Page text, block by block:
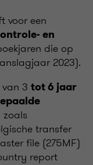
voor een
en
die op
2023).
van 3 tot 6 jaar
zoals
transfer
file (275MF)
report